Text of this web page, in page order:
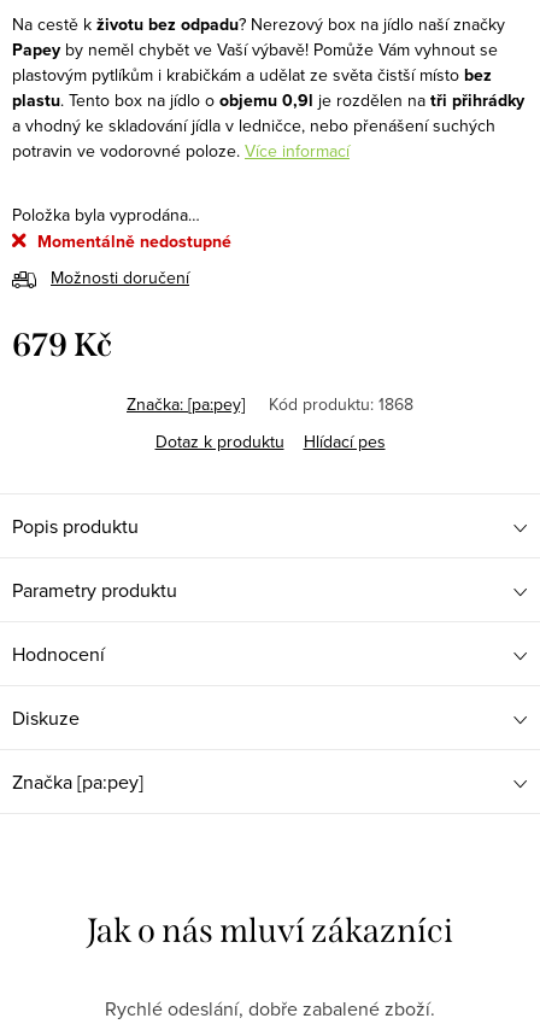
Na cestě k životu bez odpadu? Nerezový box na jídlo naší značky
Papey by neměl chybět ve Vaší výbavě! Pomůže Vám vyhnout se
plastovým pytlíkům i krabičkám a udělat ze světa čistší místo bez
plastu. Tento box na jídlo o objemu 0,9l je rozdělen na tři přihrádky
a vhodný ke skladování jídla v ledničce, nebo přenášení suchých
potravin ve vodorovné poloze. Více informací
Položka byla vyprodána…
Momentálně nedostupné
Možnosti doručení
679 Kč
Značka: [pa:pey] Kód produktu: 1868
Dotaz k produktu
Hlídací pes
Popis produktu
Parametry produktu
Hodnocení
Diskuze
Značka[pa:pey]
Rychlé odeslání, dobře zabalené zboží.